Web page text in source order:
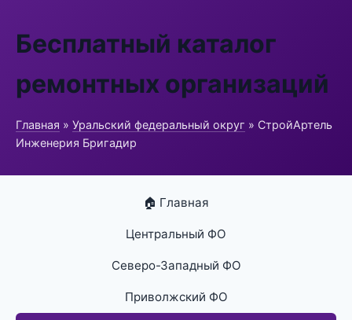
Бесплатный каталог
ремонтных организаций
Главная » Уральский федеральный округ » СтройАртель
Инженерия Бригадир
🏠 Главная
Центральный ФО
Северо-Западный ФО
Приволжский ФО